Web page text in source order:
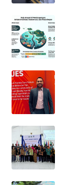
FORWAMKI
ALPERKLINAS
FORJASIDA
TAMBANG
NEWS
NEWS
SIDIKALANG
NEWS